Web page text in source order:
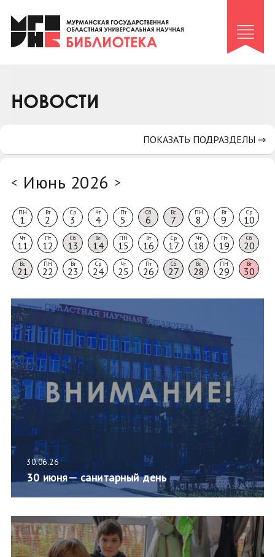
Клуб «Гиря и сельдерей»
Клуб «Семейный архив»
Коллегам
НОВОСТИ
< Июнь 2026 >
ПН
1
Вт
2
Ср
3
Чт
4
Пт
5
Сб
6
Вс
7
ПН
8
Вт
9
Ср
10
Чт
11
Пт
12
Сб
13
Вс
14
ПН
15
Вт
16
Ср
17
Чт
18
Пт
19
Сб
20
Вс
21
ПН
22
Вт
23
Ср
24
Чт
25
Пт
26
Сб
27
Вс
28
ПН
29
Вт
30
30.06.26
30 июня— санитарный день
ПОКАЗАТЬ ПОДРАЗДЕЛЫ ⇒